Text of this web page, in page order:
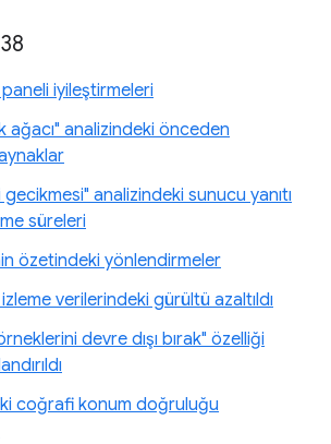
iyileştirmeleri
ağacı" analizindeki önceden
analizindeki sunucu yanıtı
süreleri
özetindeki yönlendirmeler
verilerindeki gürültü azaltıldı
devre dışı bırak" özelliği
coğrafi konum doğruluğu